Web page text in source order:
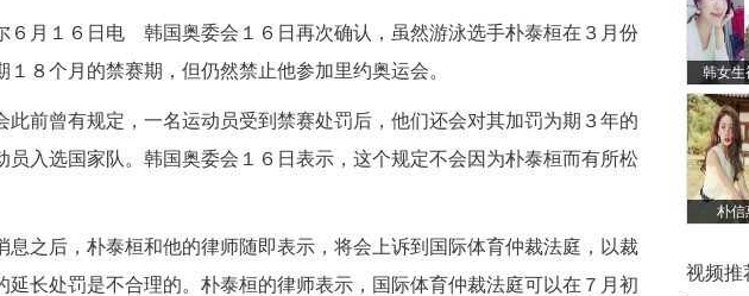
韩女生
朴信
视频推
评论 0 打印 字大 字小
月１６日电 韩国奥委会１６日再次确认，虽然游泳选手朴泰桓在３月份
１８个月的禁赛期，但仍然禁止他参加里约奥运会。
前曾有规定，一名运动员受到禁赛处罚后，他们还会对其加罚为期３年的
员入选国家队。韩国奥委会１６日表示，这个规定不会因为朴泰桓而有所松
之后，朴泰桓和他的律师随即表示，将会上诉到国际体育仲裁法庭，以裁
延长处罚是不合理的。朴泰桓的律师表示，国际体育仲裁法庭可以在７月初